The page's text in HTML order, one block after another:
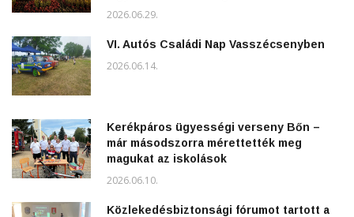
2026.06.29.
VI. Autós Családi Nap Vasszécsenyben
2026.06.14.
Kerékpáros ügyességi verseny Bőn –
már másodszorra mérettették meg
magukat az iskolások
2026.06.10.
Közlekedésbiztonsági fórumot tartott a